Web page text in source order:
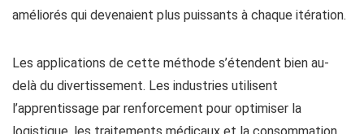
améliorés qui devenaient plus puissants à chaque itération.
Les applications de cette méthode s’étendent bien au-
delà du divertissement. Les industries utilisent
l’apprentissage par renforcement pour optimiser la